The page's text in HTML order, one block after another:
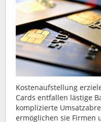
Kostenaufstellung
Cards entfallen lästige
komplizierte
ermöglichen sie Firmen